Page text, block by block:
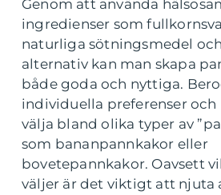
Genom att använda
ingredienser som
naturliga sötningsmedel
alternativ kan man skapa
både goda och nyttiga.
individuella preferenser och
välja bland olika typer av
som bananpannkakor eller
bovetepannkakor. Oavsett
väljer är det viktigt att njuta